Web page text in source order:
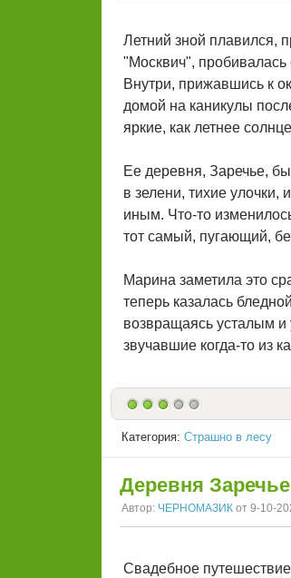
Летний зной плавился,
"Москвич", пробивалась
Внутри, прижавшись к
домой на каникулы
яркие, как летнее
Ее деревня, Заречье,
в зелени, тихие
иным. Что-то
тот самый, пугающий,
Марина заметила это
теперь казалась
возвращаясь усталым и
звучавшие когда-то из
Категория: Страшно в лесу
Деревня
Автор: ЧЕРНОМАЗИК от 9-10-
Свадебное